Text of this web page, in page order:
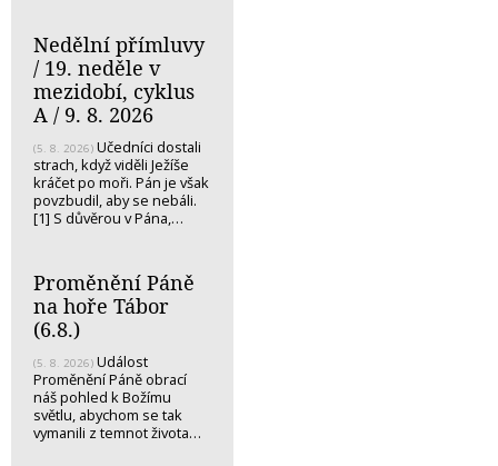
Nedělní přímluvy
/ 19. neděle v
mezidobí, cyklus
A / 9. 8. 2026
(5. 8. 2026) Učedníci dostali
strach, když viděli Ježíše
kráčet po moři. Pán je však
povzbudil, aby se nebáli.
[1] S důvěrou v Pána,…
Proměnění Páně
na hoře Tábor
(6.8.)
(5. 8. 2026) Událost
Proměnění Páně obrací
náš pohled k Božímu
světlu, abychom se tak
vymanili z temnot života…